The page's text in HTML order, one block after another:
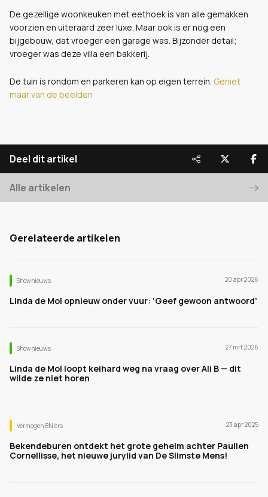
De gezellige woonkeuken met eethoek is van alle gemakken
voorzien en uiteraard zeer luxe. Maar ook is er nog een
bijgebouw, dat vroeger een garage was. Bijzonder detail;
vroeger was deze villa een bakkerij.
De tuin is rondom en parkeren kan op eigen terrein. Geniet
maar van de beelden
Deel dit artikel
Alle artikelen
Gerelateerde artikelen
Shownieuws 20 apr 2026
Linda de Mol opnieuw onder vuur: ‘Geef gewoon antwoord’
Shownieuws 27 mrt 2026
Linda de Mol loopt keihard weg na vraag over Ali B — dit
wilde ze niet horen
Vermogen BN’ers 23 apr 2025
Bekendeburen ontdekt het grote geheim achter Paulien
Cornellisse, het nieuwe jurylid van De Slimste Mens!